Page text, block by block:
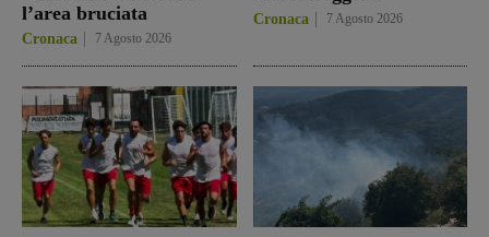
l’area bruciata
Cronaca 7 Agosto 2026
Cronaca 7 Agosto 2026